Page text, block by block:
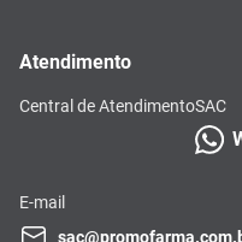
Atendimento
Central de AtendimentoSAC
E-mail